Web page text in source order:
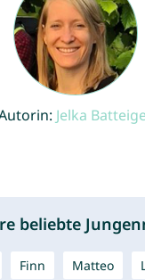
Jelka
beliebte
Finn Matteo